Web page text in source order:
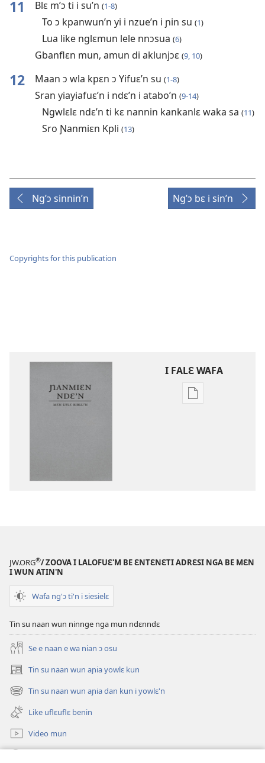
11 Blɛ m’ɔ ti i su’n (1-8)
To ɔ kpanwun’n yi i nzue’n i ɲin su (1)
Lua like nglɛmun lele nnɔsua (6)
Gbanflɛn mun, amun di aklunjɔɛ (9, 10)
12 Maan ɔ wla kpɛn ɔ Yifuɛ’n su (1-8)
Sran yiayiafuɛ’n i ndɛ’n i atabo’n (9-14)
Ngwlɛlɛ ndɛ’n ti kɛ nannin kankanlɛ waka sa (11)
Sro Ɲanmiɛn Kpli (13)
Ng’ɔ sinnin’n Ng’ɔ bɛ i sin’n
Copyrights for this publication
I FALƐ WAFA
Nga
JW.ORG®/ ZOOVA I LALOFUƐ'M BE ƐNTƐNƐTI ADRƐSI NGA BE MƐN
I WUN ATIN'N
Wafa ng'ɔ ti'n i siesielɛ
Tin su naan wun ninnge nga mun ndɛnndɛ
Se e naan e wa nian ɔ osu
Tin su naan wun aɲia yowlɛ kun
(opens
new
window)
Tin su naan wun aɲia dan kun i yowlɛ'n
(opens
new
window)
Like uflɛuflɛ benin
Video mun